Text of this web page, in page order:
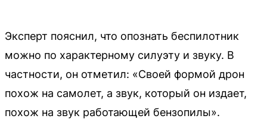
Эксперт пояснил, что опознать беспилотник
можно по характерному силуэту и звуку. В
частности, он отметил: «Своей формой дрон
похож на самолет, а звук, который он издает,
похож на звук работающей бензопилы».